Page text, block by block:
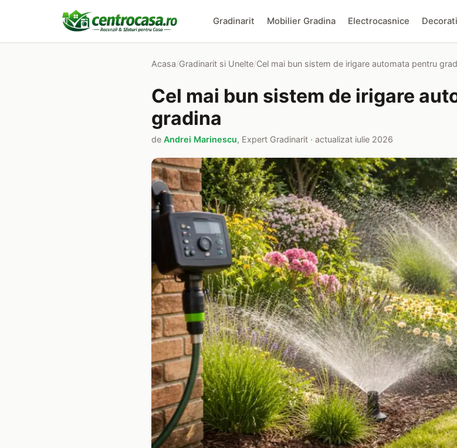
Gradinarit Mobilier Gradina Electrocasnice
Acasa/Gradinarit si Unelte/Cel mai bun sistem de irigare automata pentru
Cel mai bun sistem de irigare
gradina
de Andrei Marinescu, Expert Gradinarit · actualizat iulie 2026